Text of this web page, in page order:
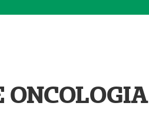
ONCOLOGIA